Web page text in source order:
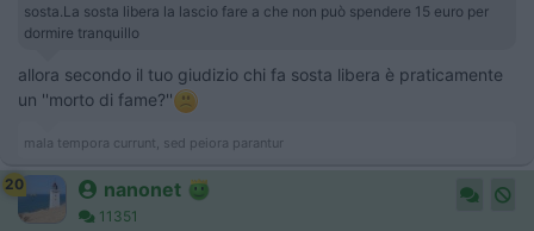
sosta.La sosta libera la lascio fare a che non può spendere 15 euro per
dormire tranquillo
allora secondo il tuo giudizio chi fa sosta libera è praticamente
un ''morto di fame?''
mala tempora currunt, sed peiora parantur
20 nanonet
11351